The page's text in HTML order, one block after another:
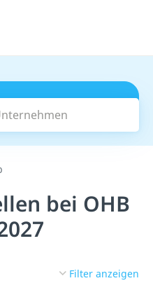
Suchen
bei OHB
Filter anzeigen